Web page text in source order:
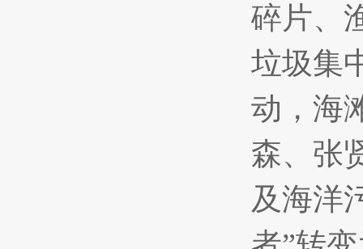
碎片、
垃圾集
动，海
森、张
及海洋